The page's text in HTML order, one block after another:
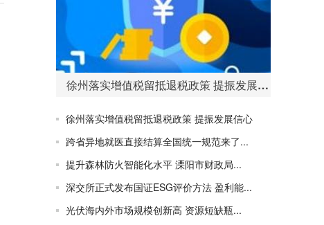
徐州落实增值税留抵退税政策 提振发展信心
徐州落实增值税留抵退税政策 提振发展信心
跨省异地就医直接结算全国统一规范来了...
提升森林防火智能化水平 溧阳市财政局...
深交所正式发布国证ESG评价方法 盈利能...
光伏海内外市场规模创新高 资源短缺瓶...